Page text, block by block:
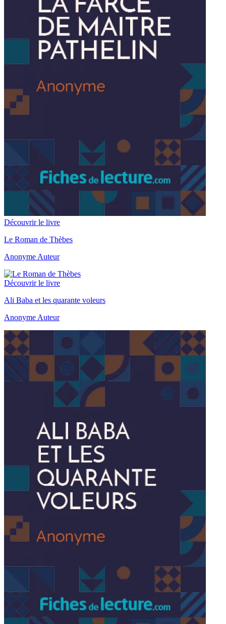
Découvrir le livre
Le Roman de Thèbes
Anonyme Auteur
Découvrir le livre
Ali Baba et les quarante voleurs
Anonyme Auteur